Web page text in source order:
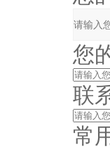
您
联
常用